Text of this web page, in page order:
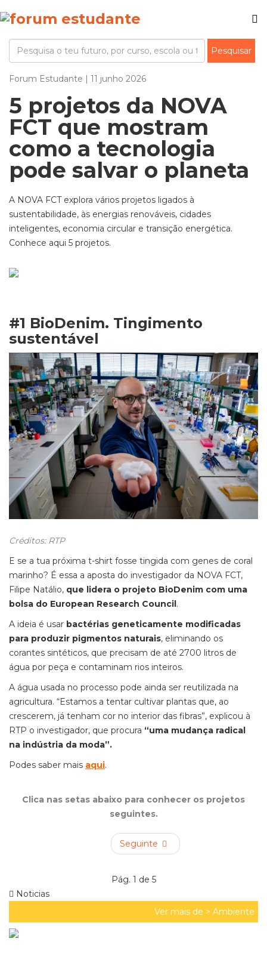
Forum Estudante | 11 junho 2026
5 projetos da NOVA
FCT que mostram
como a tecnologia
pode salvar o planeta
A NOVA FCT explora vários projetos ligados à
sustentabilidade, às energias renováveis, cidades
inteligentes, economia circular e transição energética.
Conhece aqui 5 projetos.
#1 BioDenim. Tingimento
sustentável
Créditos: RTP
E se a tua próxima t-shirt fosse tingida com genes de coral
marinho? É essa a aposta do investigador da NOVA FCT,
Filipe Natálio, que lidera o projeto BioDenim com uma
bolsa do European Research Council.
A ideia é usar bactérias geneticamente modificadas
para produzir pigmentos naturais, eliminando os
corantes sintéticos, que precisam de até 2700 litros de
água por peça e contaminam rios inteiros.
A água usada no processo pode ainda ser reutilizada na
agricultura. “Estamos a tentar cultivar plantas que, ao
crescerem, já tenham cor no interior das fibras”, explicou à
RTP o investigador, que procura “uma mudança radical
na indústria da moda”.
Podes saber mais aqui.
Clica nas setas abaixo para conhecer os projetos
seguintes.
Seguinte
Pág. 1 de 5
Noticias
Ver mais de > Ambiente